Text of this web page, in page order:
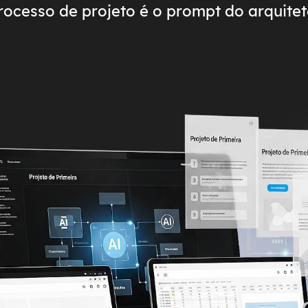
de projeto é o prompt do